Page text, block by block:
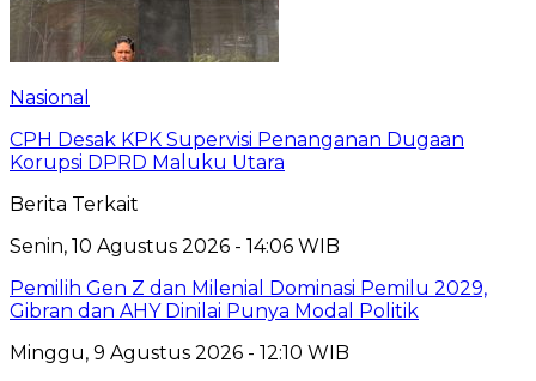
Nasional
CPH Desak KPK Supervisi Penanganan Dugaan
Korupsi DPRD Maluku Utara
Berita Terkait
Senin, 10 Agustus 2026 - 14:06 WIB
Pemilih Gen Z dan Milenial Dominasi Pemilu 2029,
Gibran dan AHY Dinilai Punya Modal Politik
Minggu, 9 Agustus 2026 - 12:10 WIB